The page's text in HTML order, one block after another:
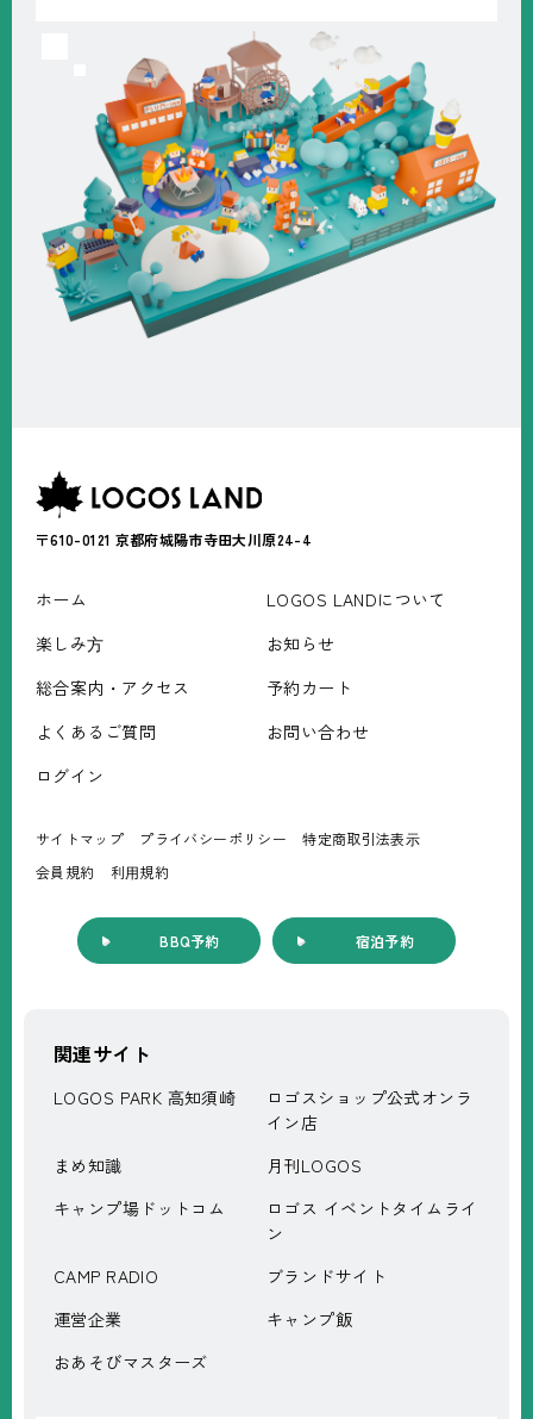
〒610-0121 京都府城陽市寺田大川原24-4
ホーム
LOGOS LANDについて
楽しみ⽅
お知らせ
総合案内・アクセス
予約カート
よくあるご質問
お問い合わせ
ログイン
サイトマップ プライバシーポリシー
特定商取引法表⽰
会員規約
利⽤規約
BBQ予約 宿泊予約
関連サイト
LOGOS PARK 高知須崎
ロゴスショップ公式オンラ
イン店
まめ知識
月刊LOGOS
キャンプ場ドットコム
ロゴス イベントタイムライ
ン
CAMP RADIO
ブランドサイト
運営企業
キャンプ飯
おあそびマスターズ